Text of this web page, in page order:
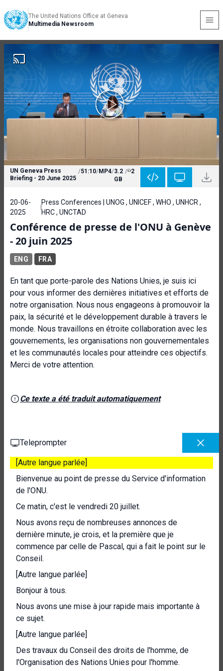
The United Nations Office at Geneva
Multimedia Newsroom
UN Geneva Press
Briefing - 20 June 2025
/51:10/MP4/3.2
GB
/ 2
20-06-
2025
Press Conferences | UNOG , UNICEF , WHO , UNHCR ,
HRC , UNCTAD
Conférence de presse de l'ONU à Genève
- 20 juin 2025
ENG FRA
En tant que porte-parole des Nations Unies, je suis ici
pour vous informer des dernières initiatives et efforts de
notre organisation. Nous nous engageons à promouvoir la
paix, la sécurité et le développement durable à travers le
monde. Nous travaillons en étroite collaboration avec les
gouvernements, les organisations non gouvernementales
et les communautés locales pour atteindre ces objectifs.
Merci de votre attention.
Ce texte a été traduit automatiquement
Teleprompter
[Autre langue parlée]
Bienvenue au point de presse du Service d'information
de l'ONU.
Ce matin, c'est le vendredi 20 juillet.
Nous avons reçu de nombreuses annonces de
dernière minute, je crois, et la première que je
commence par celle de Pascal, qui a fait le point sur le
Conseil.
[Autre langue parlée]
Bonjour à tous.
Nous avons une mise à jour rapide mais importante à
ce sujet.
[Autre langue parlée]
Des travaux du Conseil des droits de l'homme, de
l'Organisation des Nations Unies pour l'homme.